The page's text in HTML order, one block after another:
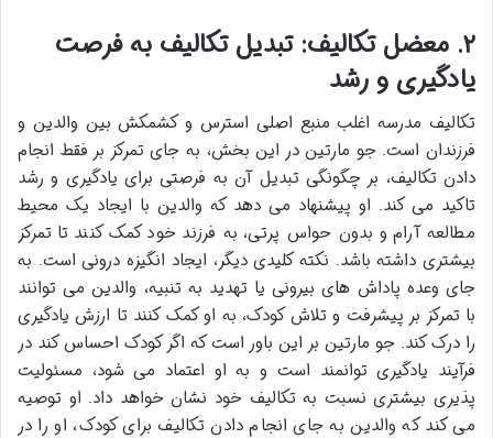
۲. معضل تکالیف: تبدیل تکالیف به فرصت
یادگیری و رشد
تکالیف مدرسه اغلب منبع اصلی استرس و کشمکش بین والدین و
فرزندان است. جو مارتین در این بخش، به جای تمرکز بر فقط انجام
دادن تکالیف، بر چگونگی تبدیل آن به فرصتی برای یادگیری و رشد
تاکید می کند. او پیشنهاد می دهد که والدین با ایجاد یک محیط
مطالعه آرام و بدون حواس پرتی، به فرزند خود کمک کنند تا تمرکز
بیشتری داشته باشد. نکته کلیدی دیگر، ایجاد انگیزه درونی است. به
جای وعده پاداش های بیرونی یا تهدید به تنبیه، والدین می توانند
با تمرکز بر پیشرفت و تلاش کودک، به او کمک کنند تا ارزش یادگیری
را درک کند. جو مارتین بر این باور است که اگر کودک احساس کند در
فرآیند یادگیری توانمند است و به او اعتماد می شود، مسئولیت
پذیری بیشتری نسبت به تکالیف خود نشان خواهد داد. او توصیه
می کند که والدین به جای انجام دادن تکالیف برای کودک، او را در